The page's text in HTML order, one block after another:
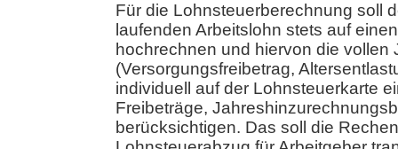
Für die Lohnsteuerberechnung soll
laufenden Arbeitslohn stets auf
hochrechnen und hiervon die vollen
(Versorgungsfreibetrag,
individuell auf der Lohnsteuerkarte
Freibeträge,
berücksichtigen. Das soll die